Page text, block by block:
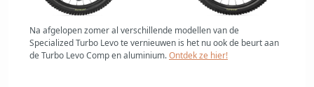
Na afgelopen zomer al verschillende modellen van de
Specialized Turbo Levo te vernieuwen is het nu ook de beurt aan
de Turbo Levo Comp en aluminium.Ontdek ze hier!